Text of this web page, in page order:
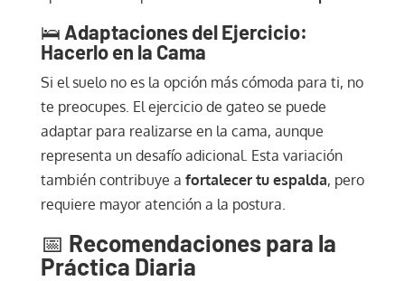
🛌 Adaptaciones del Ejercicio:
Hacerlo en la Cama
Si el suelo no es la opción más cómoda para ti, no
te preocupes. El ejercicio de gateo se puede
adaptar para realizarse en la cama, aunque
representa un desafío adicional. Esta variación
también contribuye a fortalecer tu espalda, pero
requiere mayor atención a la postura.
📅 Recomendaciones para la
Práctica Diaria